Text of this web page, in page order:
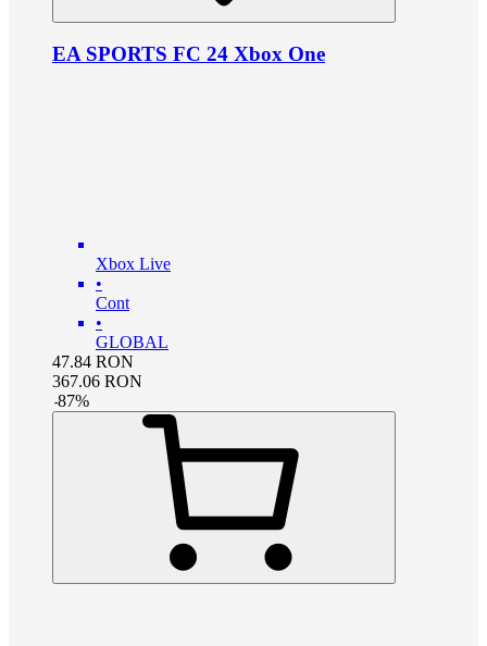
EA SPORTS FC 24 Xbox One
Xbox Live
•
Cont
•
GLOBAL
47.84 RON
367.06 RON
-87%